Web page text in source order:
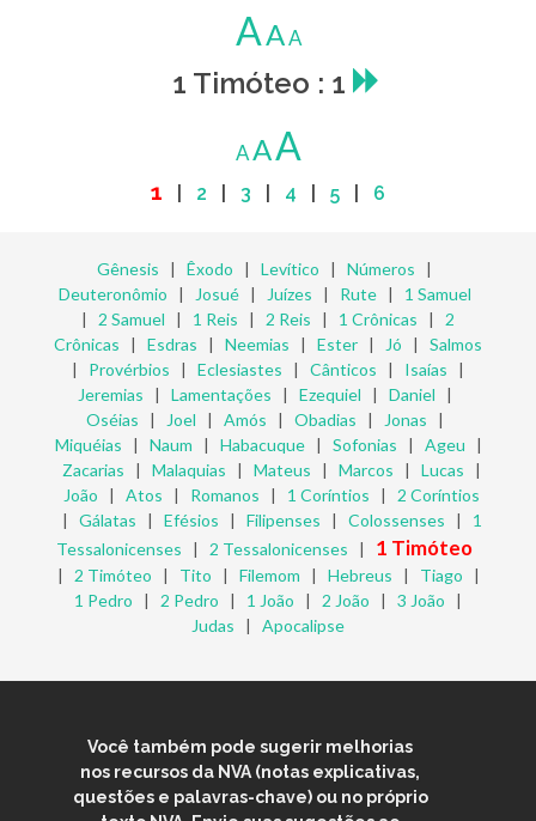
AAA
1 Timóteo : 1
AAA
1 2 3 4 5 6
Gênesis | Êxodo | Levítico | Números |
Deuteronômio | Josué| Juízes | Rute| 1 Samuel
| 2 Samuel | 1 Reis | 2 Reis | 1 Crônicas | 2
Crônicas | Esdras | Neemias | Ester | Jó | Salmos
| Provérbios | Eclesiastes | Cânticos | Isaías |
Jeremias | Lamentações | Ezequiel | Daniel |
Oséias | Joel | Amós | Obadias | Jonas |
Miquéias | Naum | Habacuque| Sofonias | Ageu |
Zacarias | Malaquias | Mateus | Marcos | Lucas |
João | Atos | Romanos | 1 Coríntios | 2 Coríntios
| Gálatas | Efésios | Filipenses | Colossenses | 1
Tessalonicenses | 2 Tessalonicenses | 1 Timóteo
| 2 Timóteo | Tito | Filemom | Hebreus | Tiago |
1 Pedro | 2 Pedro | 1 João | 2 João | 3 João |
Judas | Apocalipse
Você também pode sugerir melhorias
nos recursos da NVA (notas explicativas,
questões e palavras-chave) ou no próprio